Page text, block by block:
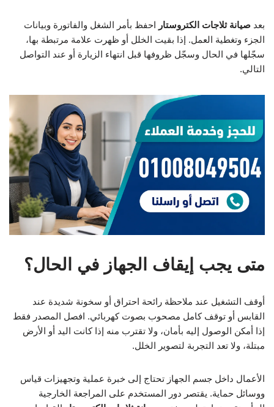
بعد صيانة ثلاجات الكتروستار احفظ بأمر الشغل والفاتورة وبيانات
الجزء وتغطية العمل. إذا بقيت الخلل أو ظهرت علامة مرتبطة بها،
سجّلها في الحال وسجّل ظروفها قبل انتهاء الزيارة أو عند التواصل
التالي.
متى يجب إيقاف الجهاز في الحال؟
أوقف التشغيل عند ملاحظة رائحة احتراق أو سخونة شديدة عند
القابس أو توقف كامل مصحوب بصوت كهربائي. افصل المصدر فقط
إذا أمكن الوصول إليه بأمان، ولا تقترب منه إذا كانت اليد أو الأرض
مبتلة، ولا تعد التجربة لتصوير الخلل.
الأعمال داخل جسم الجهاز تحتاج إلى خبرة عملية وتجهيزات قياس
ووسائل حماية. يقتصر دور المستخدم على المراجعة الخارجية